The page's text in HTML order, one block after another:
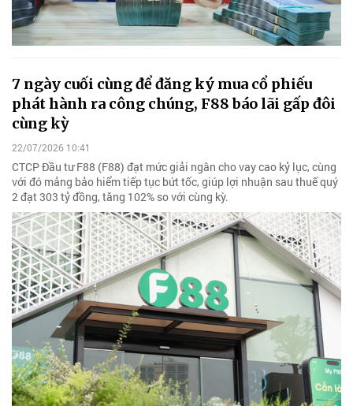
7 ngày cuối cùng để đăng ký mua cổ phiếu
phát hành ra công chúng, F88 báo lãi gấp đôi
cùng kỳ
22/07/2026 10:41
CTCP Đầu tư F88 (F88) đạt mức giải ngân cho vay cao kỷ lục, cùng
với đó mảng bảo hiểm tiếp tục bứt tốc, giúp lợi nhuận sau thuế quý
2 đạt 303 tỷ đồng, tăng 102% so với cùng kỳ.